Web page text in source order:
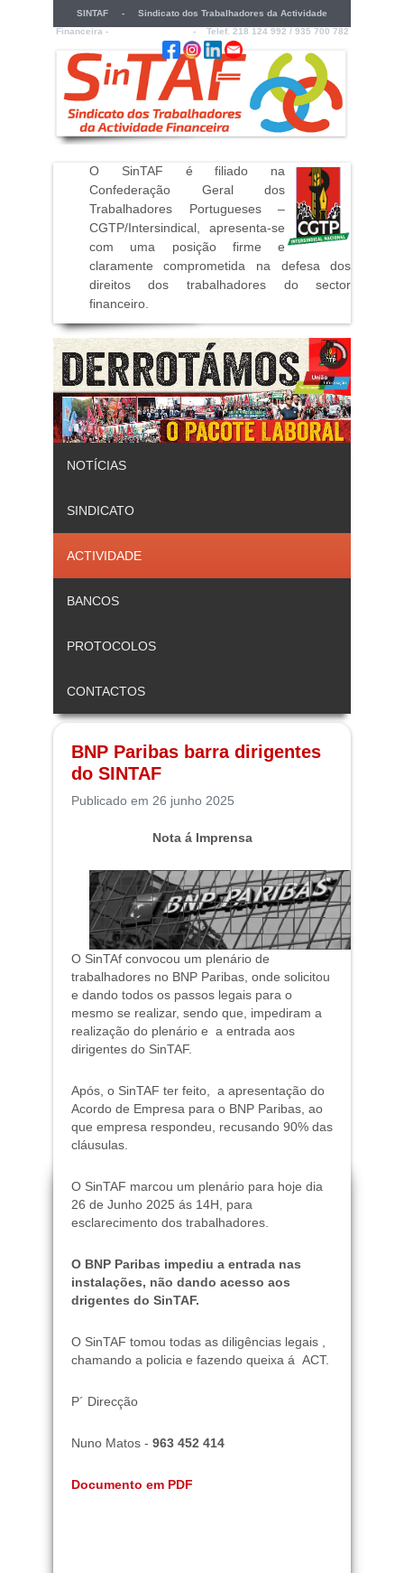
SINTAF - Sindicato dos Trabalhadores da Actividade
Financeira -
- Telef. 218 124 992 / 935 700 782
O SinTAF é filiado na
Confederação Geral dos
Trabalhadores Portugueses –
CGTP/Intersindical, apresenta-se
com uma posição firme e
claramente comprometida na defesa dos
direitos dos trabalhadores do sector
financeiro.
NOTÍCIAS
SINDICATO
ACTIVIDADE
BANCOS
PROTOCOLOS
CONTACTOS
BNP Paribas barra dirigentes
do SINTAF
Publicado em 26 junho 2025
Nota á Imprensa
O SinTAf convocou um plenário de
trabalhadores no BNP Paribas, onde solicitou
e dando todos os passos legais para o
mesmo se realizar, sendo que, impediram a
realização do plenário e a entrada aos
dirigentes do SinTAF.
Após, o SinTAF ter feito, a apresentação do
Acordo de Empresa para o BNP Paribas, ao
que empresa respondeu, recusando 90% das
cláusulas.
O SinTAF marcou um plenário para hoje dia
26 de Junho 2025 ás 14H, para
esclarecimento dos trabalhadores.
O BNP Paribas impediu a entrada nas
instalações, não dando acesso aos
drigentes do SinTAF.
O SinTAF tomou todas as diligências legais ,
chamando a policia e fazendo queixa á ACT.
P´ Direcção
Nuno Matos - 963 452 414
Documento em PDF